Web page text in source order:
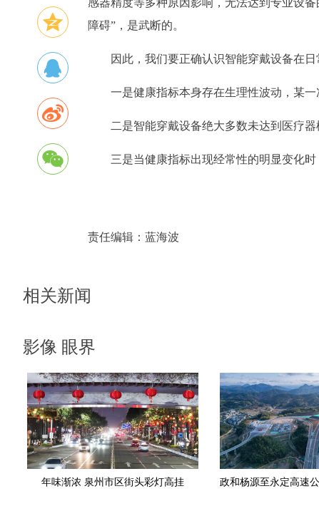
感器精度等多种原因影响，无法达到专业设
障碍”，是武断的。
因此，我们要正确认识智能穿戴设备在
一是健康指标本身存在生理性波动，某一
二是智能穿戴设备绝大多数未达到医疗
三是当健康指标出现经常性的明显变化
责任编辑： 蓝海波
相关新闻
影像 眼界
年味渐浓 泉州市区街头彩灯高挂